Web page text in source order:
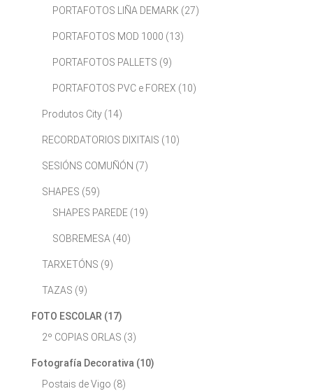
PORTAFOTOS LIÑA DEMARK (27)
PORTAFOTOS MOD 1000 (13)
PORTAFOTOS PALLETS (9)
PORTAFOTOS PVC e FOREX (10)
Produtos City (14)
RECORDATORIOS DIXITAIS (10)
SESIÓNS COMUÑÓN (7)
SHAPES (59)
SHAPES PAREDE (19)
SOBREMESA (40)
TARXETÓNS (9)
TAZAS (9)
FOTO ESCOLAR (17)
2º COPIAS ORLAS (3)
Fotografía Decorativa (10)
Postais de Vigo (8)